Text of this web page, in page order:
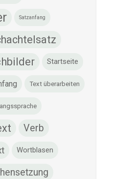
Satzanfang
Startseite
Text überarbeiten
Verb
Wortblasen